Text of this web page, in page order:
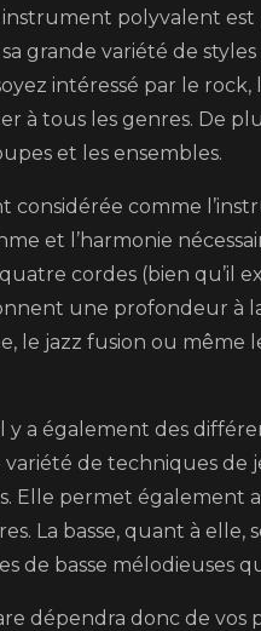
polyvalent
sa grande variété de
intéressé par le
à tous les genres. De
et les ensembles.
considérée comme
et l’harmonie
cordes (bien qu’il
une profondeur à
le jazz fusion ou même
a également des
de techniques de
Elle permet également
La basse, quant à
de basse mélodieuses
dépendra donc de vos